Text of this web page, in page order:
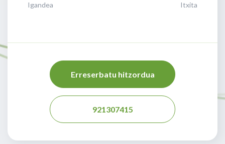
Igandea
Itxita
Erreserbatu hitzordua
921307415